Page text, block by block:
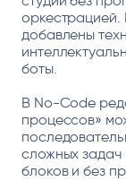
добавлены
боты.
В No-Code
процессов»
сложных задач
блоков и без